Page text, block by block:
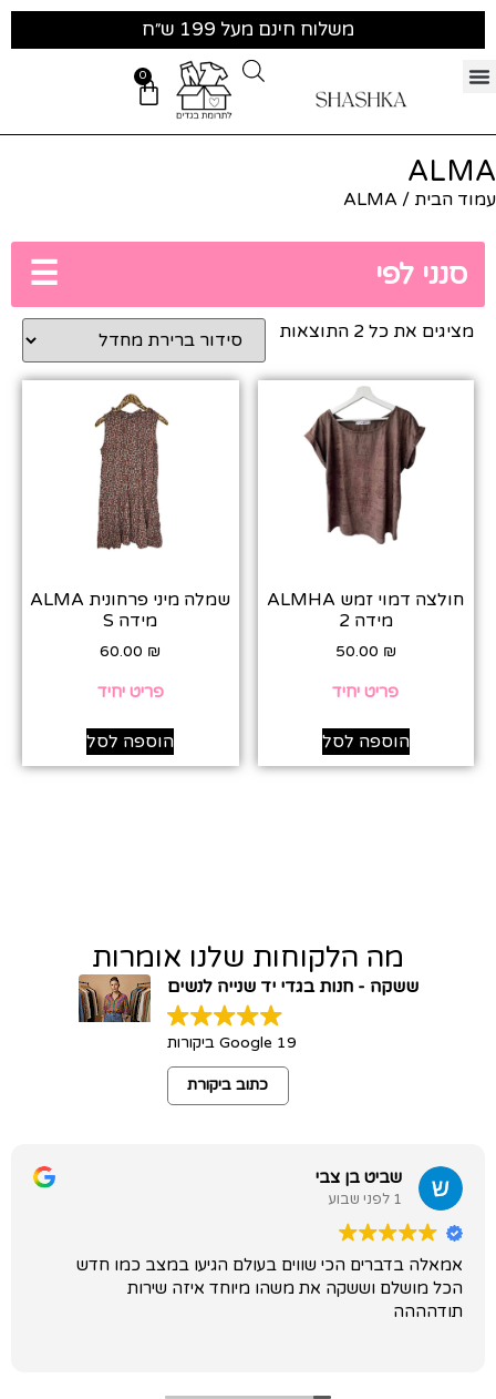
משלוח חינם מעל 199 ש״ח
0
ALMA
עמוד הבית / ALMA
סנני לפי ☰
מציגים את כל ⁦2⁩ התוצאות
חולצה דמוי זמש ALMHA
מידה 2
50.00 ₪
פריט יחיד
הוספה לסל
שמלה מיני פרחונית ALMA
מידה S
60.00 ₪
פריט יחיד
הוספה לסל
מה הלקוחות שלנו אומרות
ששקה - חנות בגדי יד שנייה לנשים
19 Google ביקורות
כתוב ביקורת
שביט בן צבי
1 לפני שבוע
אמאלה בדברים הכי שווים בעולם הגיעו במצב כמו חדש
הכל מושלם וששקה את משהו מיוחד איזה שירות
תודהההה